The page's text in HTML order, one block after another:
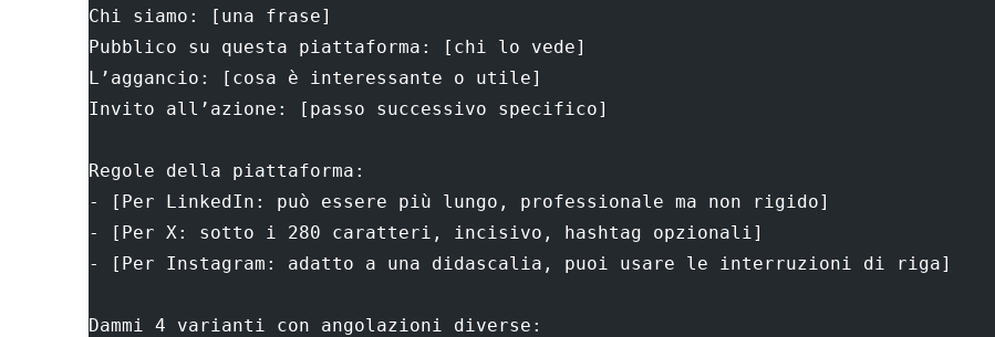
Chi siamo: [una frase]
Pubblico su questa piattaforma: [chi lo vede]
L’aggancio: [cosa è interessante o utile]
Invito all’azione: [passo successivo specifico]
Regole della piattaforma:
- [Per LinkedIn: può essere più lungo, professionale ma non rigido]
- [Per X: sotto i 280 caratteri, incisivo, hashtag opzionali]
- [Per Instagram: adatto a una didascalia, puoi usare le interruzioni di riga]
Dammi 4 varianti con angolazioni diverse: